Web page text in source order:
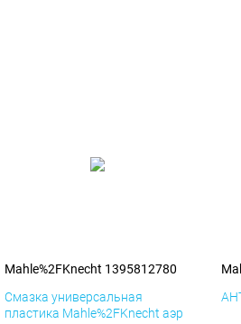
Mahle%2FKnecht 1395812780
Смазка универсальная
пластика Mahle%2FKnecht аэр